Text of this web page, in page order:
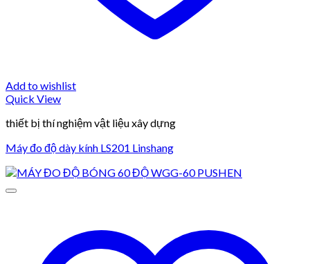
Add to wishlist
Quick View
thiết bị thí nghiệm vật liệu xây dựng
Máy đo độ dày kính LS201 Linshang